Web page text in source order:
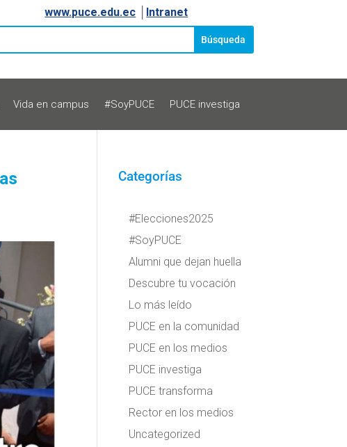
www.puce.edu.ec Intranet
Vida en campus #SoyPUCE PUCE investiga
Categorías
#Elecciones2025
#SoyPUCE
Alumni que dejan huella
Descubre tu vocación
Lo más leído
PUCE en la comunidad
PUCE en los medios
PUCE investiga
PUCE transforma
Rector en los medios
Uncategorized